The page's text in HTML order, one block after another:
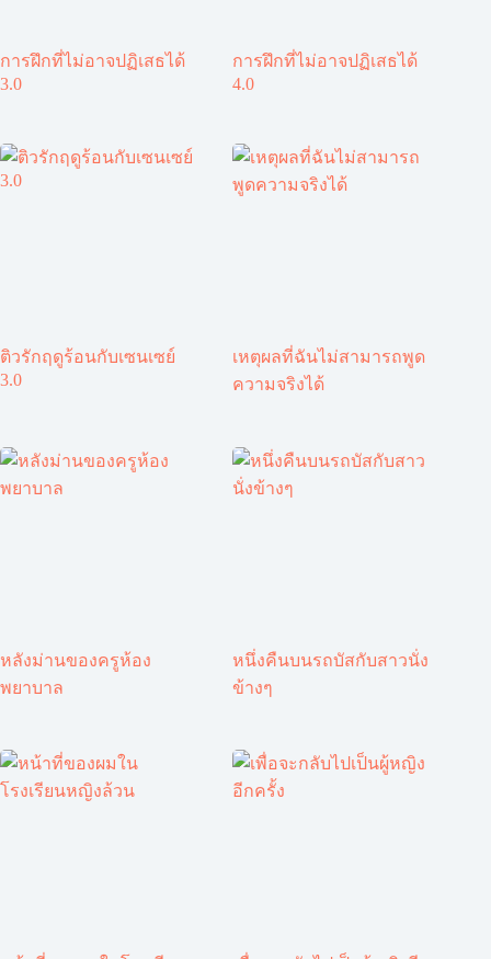
การฝึกที่ไม่อาจปฏิเสธได้
3.0
การฝึกที่ไม่อาจปฏิเสธได้
4.0
ติวรักฤดูร้อนกับเซนเซย์
3.0
เหตุผลที่ฉันไม่สามารถพูด
ความจริงได้
หลังม่านของครูห้อง
พยาบาล
หนึ่งคืนบนรถบัสกับสาวนั่ง
ข้างๆ